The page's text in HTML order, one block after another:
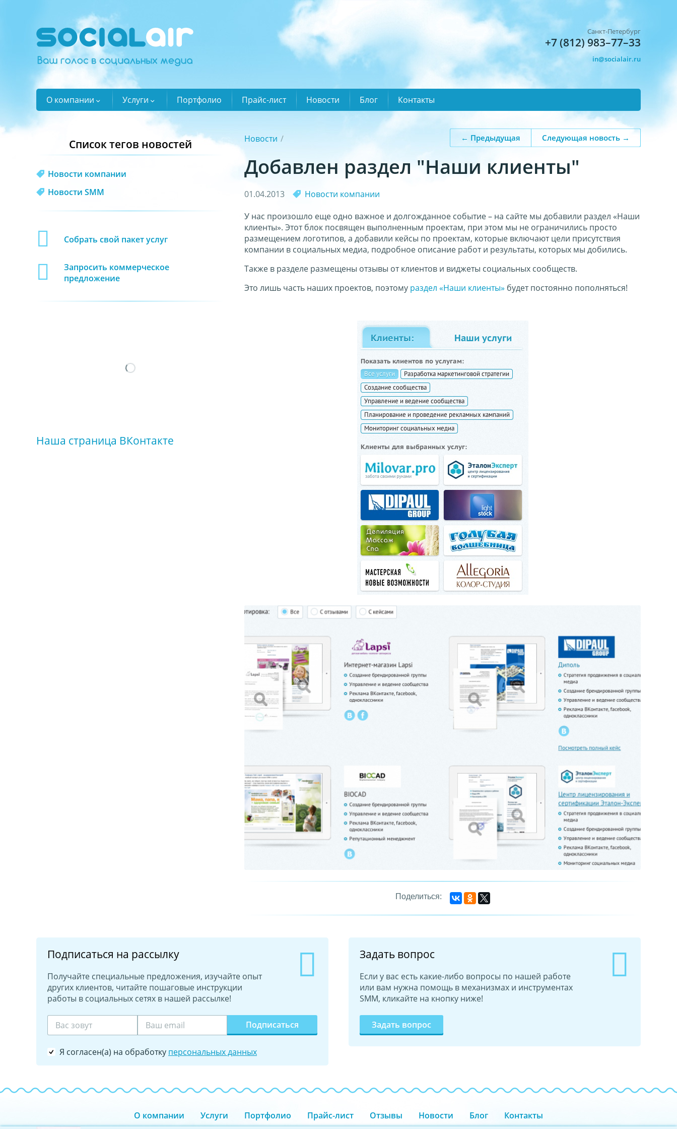
Санкт-Петербург
+7 (812) 983–77–33
in@socialair.ru
О компании Услуги Портфолио Прайс-лист Новости Блог Контакты
Список тегов новостей
Новости компании
Новости SMM
Собрать свой пакет услуг
Запросить коммерческое
предложение
Наша страница ВКонтакте
← Предыдущая Следующая новость →
Новости
Добавлен раздел "Наши клиенты"
01.04.2013
Новости компании
У нас произошло еще одно важное и долгожданное событие – на сайте мы добавили раздел «Наши
клиенты». Этот блок посвящен выполненным проектам, при этом мы не ограничились просто
размещением логотипов, а добавили кейсы по проектам, которые включают цели присутствия
компании в социальных медиа, подробное описание работ и результаты, которых мы добились.
Также в разделе размещены отзывы от клиентов и виджеты социальных сообществ.
Это лишь часть наших проектов, поэтому раздел «Наши клиенты» будет постоянно пополняться!
Подписаться на рассылку
Получайте специальные предложения, изучайте опыт
других клиентов, читайте пошаговые инструкции
работы в социальных сетях в нашей рассылке!
Подписаться
Я согласен(а) на обработку персональных данных
Задать вопрос
Если у вас есть какие-либо вопросы по нашей работе
или вам нужна помощь в механизмах и инструментах
SMM, кликайте на кнопку ниже!
Задать вопрос
О компании Услуги Портфолио Прайс-лист Отзывы Новости Блог Контакты